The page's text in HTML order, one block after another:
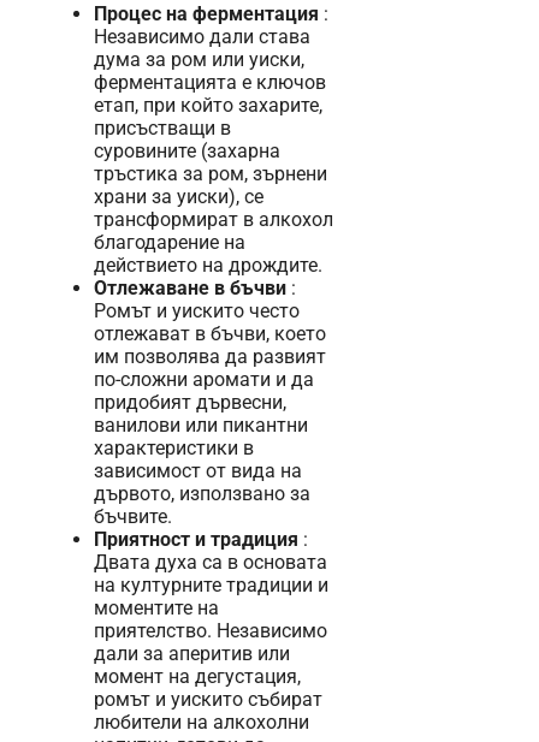
Процес на ферментация :
Независимо дали става
дума за ром или уиски,
ферментацията е ключов
етап, при който захарите,
присъстващи в
суровините (захарна
тръстика за ром, зърнени
храни за уиски), се
трансформират в алкохол
благодарение на
действието на дрождите.
Отлежаване в бъчви :
Ромът и уискито често
отлежават в бъчви, което
им позволява да развият
по-сложни аромати и да
придобият дървесни,
ванилови или пикантни
характеристики в
зависимост от вида на
дървото, използвано за
бъчвите.
Приятност и традиция :
Двата духа са в основата
на културните традиции и
моментите на
приятелство. Независимо
дали за аперитив или
момент на дегустация,
ромът и уискито събират
любители на алкохолни